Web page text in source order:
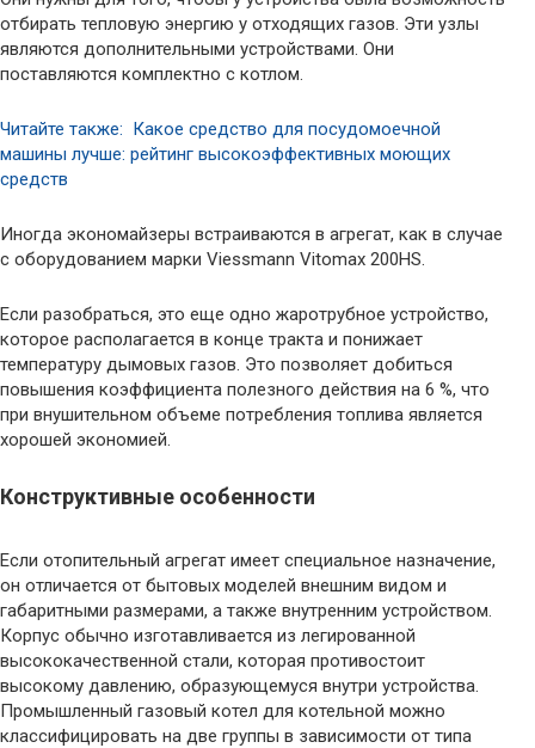
отбирать тепловую энергию у отходящих газов. Эти узлы
являются дополнительными устройствами. Они
поставляются комплектно с котлом.
Читайте также: Какое средство для посудомоечной
машины лучше: рейтинг высокоэффективных моющих
средств
Иногда экономайзеры встраиваются в агрегат, как в случае
с оборудованием марки Viessmann Vitomax 200HS.
Если разобраться, это еще одно жаротрубное устройство,
которое располагается в конце тракта и понижает
температуру дымовых газов. Это позволяет добиться
повышения коэффициента полезного действия на 6 %, что
при внушительном объеме потребления топлива является
хорошей экономией.
Конструктивные особенности
Если отопительный агрегат имеет специальное назначение,
он отличается от бытовых моделей внешним видом и
габаритными размерами, а также внутренним устройством.
Корпус обычно изготавливается из легированной
высококачественной стали, которая противостоит
высокому давлению, образующемуся внутри устройства.
Промышленный газовый котел для котельной можно
классифицировать на две группы в зависимости от типа